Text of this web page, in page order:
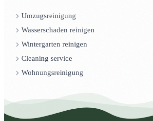
Umzugsreinigung
Wasserschaden reinigen
Wintergarten reinigen
Cleaning service
Wohnungsreinigung